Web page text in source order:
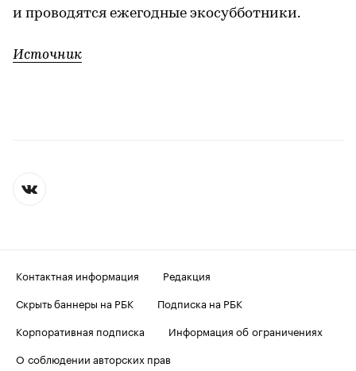
и проводятся ежегодные экосубботники.
Источник
Контактная информация
Редакция
Скрыть баннеры на РБК
Подписка на РБК
Корпоративная подписка
Информация об ограничениях
О соблюдении авторских прав